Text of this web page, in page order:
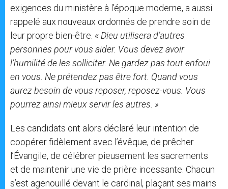
exigences du ministère à l’époque moderne, a aussi
rappelé aux nouveaux ordonnés de prendre soin de
leur propre bien-être. « Dieu utilisera d’autres
personnes pour vous aider. Vous devez avoir
l’humilité de les solliciter. Ne gardez pas tout enfoui
en vous. Ne prétendez pas être fort. Quand vous
aurez besoin de vous reposer, reposez-vous. Vous
pourrez ainsi mieux servir les autres. »
Les candidats ont alors déclaré leur intention de
coopérer fidèlement avec l’évêque, de prêcher
l’Évangile, de célébrer pieusement les sacrements
et de maintenir une vie de prière incessante. Chacun
s’est agenouillé devant le cardinal, plaçant ses mains